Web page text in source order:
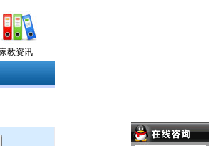
教资讯